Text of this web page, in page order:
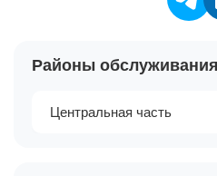
Районы обслуживания
Центральная часть